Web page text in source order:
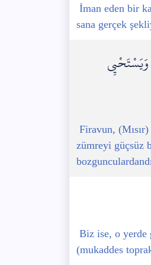
İman eden bir
sana gerçek
Firavun,
zümreyi güçsüz
Biz ise, o yerde
(mukaddes